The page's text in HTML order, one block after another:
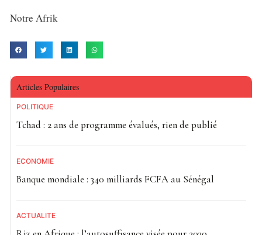
Notre Afrik
Articles Populaires
POLITIQUE
Tchad : 2 ans de programme évalués, rien de publié
ECONOMIE
Banque mondiale : 340 milliards FCFA au Sénégal
ACTUALITE